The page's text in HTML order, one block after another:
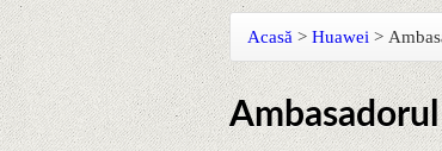
Acasă > Huawei >